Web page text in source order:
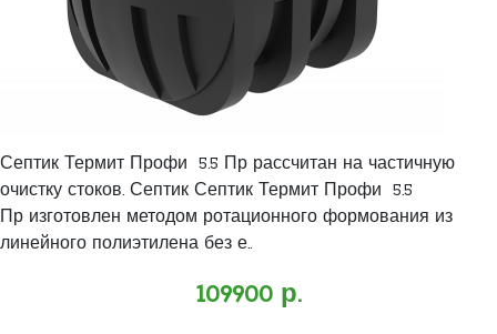
Септик Термит Профи 5.5 Пр рассчитан на частичную
очистку стоков. Септик Септик Термит Профи 5.5
Пр изготовлен методом ротационного формования из
линейного полиэтилена без е..
109900 р.